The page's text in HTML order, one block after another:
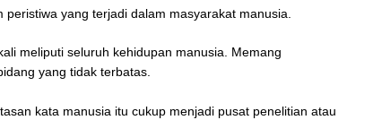
yang terjadi dalam masyarakat manusia.
meliputi seluruh kehidupan manusia. Memang
yang tidak terbatas.
kata manusia itu cukup menjadi pusat penelitian atau